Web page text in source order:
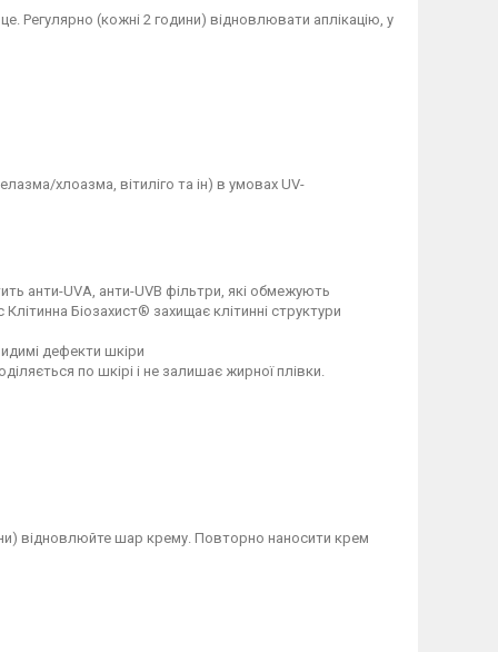
Регулярно (кожні 2 години) відновлювати аплікацію, у
хлоазма, вітиліго та ін) в умовах UV-
анти-UVA, анти-UVB фільтри, які обмежують
Біозахист® захищає клітинні структури
дефекти шкіри
по шкірі і не залишає жирної плівки.
відновлюйте шар крему. Повторно наносити крем